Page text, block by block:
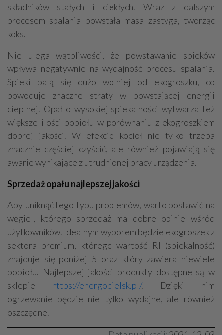
składników stałych i ciekłych. Wraz z dalszym
procesem spalania powstała masa zastyga, tworząc
koks.
Nie ulega wątpliwości, że powstawanie spieków
wpływa negatywnie na wydajność procesu spalania.
Spieki palą się dużo wolniej od ekogroszku, co
powoduje znaczne straty w powstającej energii
cieplnej. Opał o wysokiej spiekalności wytwarza też
większe ilości popiołu w porównaniu z ekogroszkiem
dobrej jakości. W efekcie kocioł nie tylko trzeba
znacznie częściej czyścić, ale również pojawiają się
awarie wynikające z utrudnionej pracy urządzenia.
Sprzedaż opału najlepszej jakości
Aby uniknąć tego typu problemów, warto postawić na
węgiel, którego sprzedaż ma dobre opinie wśród
użytkowników. Idealnym wyborem będzie ekogroszek z
sektora premium, którego wartość RI (spiekalność)
znajduje się poniżej 5 oraz który zawiera niewiele
popiołu. Najlepszej jakości produkty dostępne są w
sklepie https://energobielsk.pl/. Dzięki nim
ogrzewanie będzie nie tylko wydajne, ale również
oszczędne.